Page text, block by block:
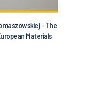
- The
Materials